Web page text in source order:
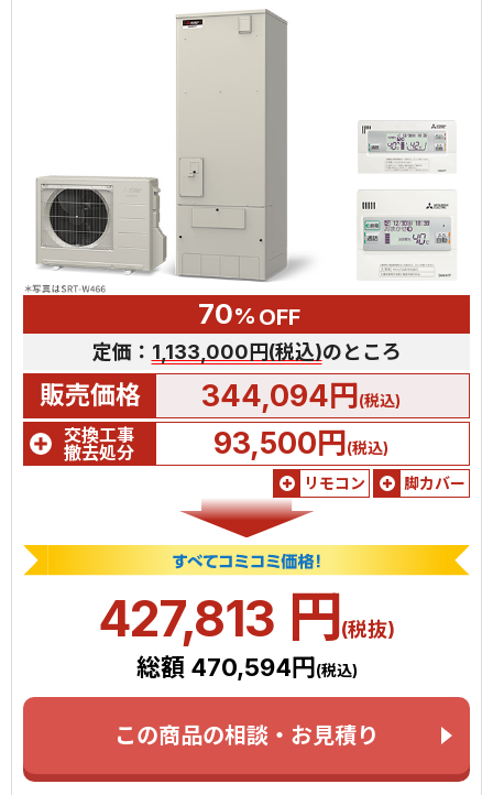
70% OFF
定価： 1,133,000円(税込)のところ
販売価格 344,094円(税込)
交換工事
撤去処分
93,500円(税込)
リモコン
脚カバー
427,813 円(税抜)
総額 470,594円 (税込)
この商品の相談・お見積り